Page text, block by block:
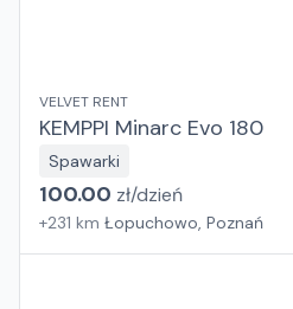
VELVET RENT
KEMPPI Minarc Evo 180
Spawarki
100.00 zł/dzień
+231 km Łopuchowo, Poznań